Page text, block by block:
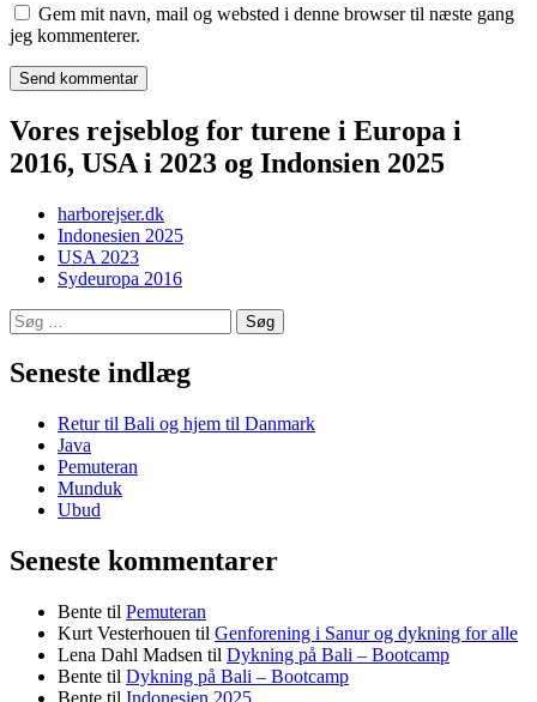
Gem mit navn, mail og websted i denne browser til næste gang
jeg kommenterer.
Vores rejseblog for turene i Europa i
2016, USA i 2023 og Indonsien 2025
harborejser.dk
Indonesien 2025
USA 2023
Sydeuropa 2016
Søg
efter:
Seneste indlæg
Retur til Bali og hjem til Danmark
Java
Pemuteran
Munduk
Ubud
Seneste kommentarer
Bente til Pemuteran
Kurt Vesterhouen til Genforening i Sanur og dykning for alle
Lena Dahl Madsen til Dykning på Bali – Bootcamp
Bente til Dykning på Bali – Bootcamp